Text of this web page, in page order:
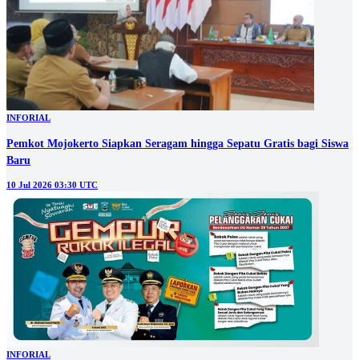
INFORIAL
Pemkot Mojokerto Siapkan Seragam hingga Sepatu Gratis bagi Siswa
Baru
10 Jul 2026 03:30 UTC
INFORIAL